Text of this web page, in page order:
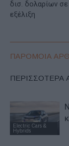
δισ. δολαρίων σε
εξέλιξη
ΠΑΡΟΜΟΙΑ
ΠΕΡΙΣΣΟΤΕΡΑ
Electric Cars &
Hybrids